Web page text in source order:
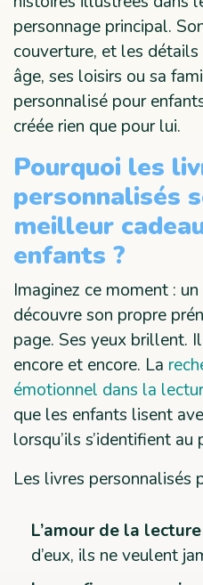
personnage principal.
couverture, et les détails
âge, ses loisirs ou sa
personnalisé pour
créée rien que pour lui.
Pourquoi les
personnalisés
meilleur
enfants ?
Imaginez ce moment :
découvre son propre
page. Ses yeux brillent.
encore et encore. La
émotionnel dans la
que les enfants lisent
lorsqu’ils s’identifient
Les livres personnalisés
L’amour de la lecture
d’eux, ils ne veulent